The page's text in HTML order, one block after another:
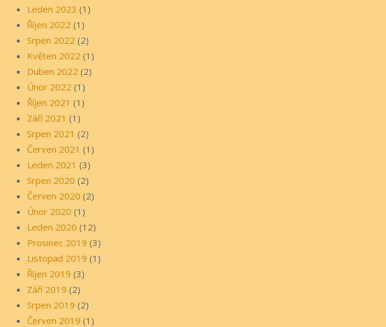
Leden 2023 (1)
Říjen 2022 (1)
Srpen 2022 (2)
Květen 2022 (1)
Duben 2022 (2)
Únor 2022 (1)
Říjen 2021 (1)
Září 2021 (1)
Srpen 2021 (2)
Červen 2021 (1)
Leden 2021 (3)
Srpen 2020 (2)
Červen 2020 (2)
Únor 2020 (1)
Leden 2020 (12)
Prosinec 2019 (3)
Listopad 2019 (1)
Říjen 2019 (3)
Září 2019 (2)
Srpen 2019 (2)
Červen 2019 (1)